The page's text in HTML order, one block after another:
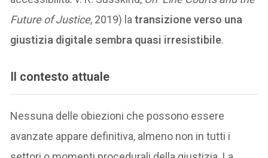
Future of Justice, 2019) latransizione verso una
giustizia digitale sembra quasi irresistibile.
Il contesto attuale
Nessuna delle obiezioni che possono essere
avanzate appare definitiva, almeno non in tutti i